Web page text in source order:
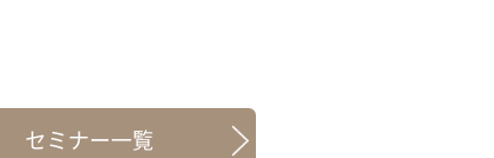
セミナー一覧